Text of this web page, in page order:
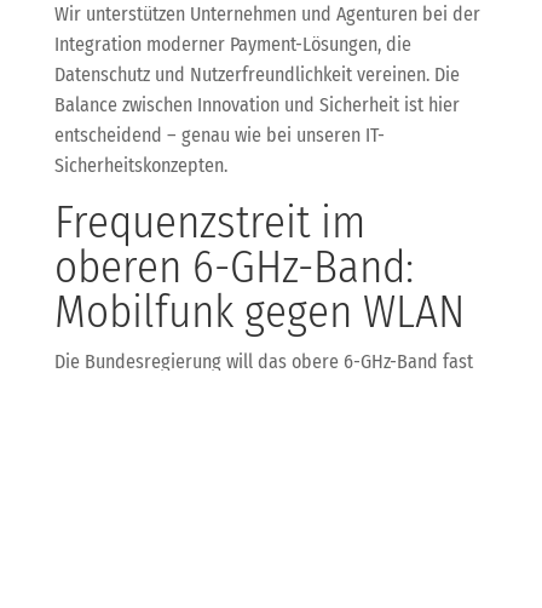
Wir unterstützen Unternehmen und Agenturen bei der
Integration moderner Payment-Lösungen, die
Datenschutz und Nutzerfreundlichkeit vereinen. Die
Balance zwischen Innovation und Sicherheit ist hier
entscheidend – genau wie bei unseren IT-
Sicherheitskonzepten.
Frequenzstreit im
oberen 6-GHz-Band:
Mobilfunk gegen WLAN
Die Bundesregierung will das obere 6-GHz-Band fast